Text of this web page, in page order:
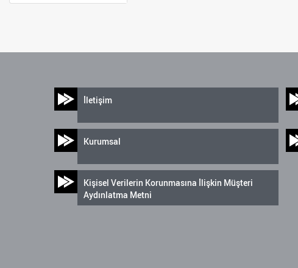
İletişim
Kurumsal
Kişisel Verilerin Korunmasına İlişkin Müşteri
Aydınlatma Metni